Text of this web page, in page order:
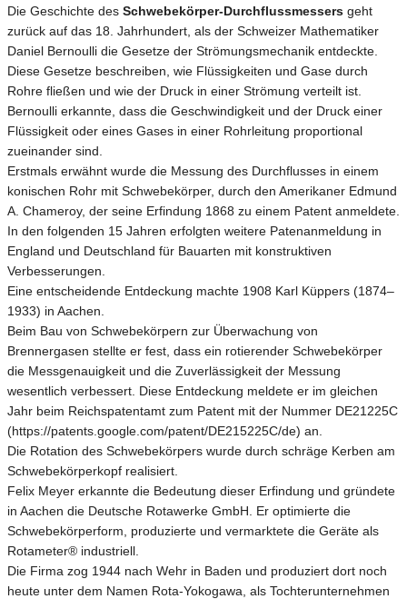
Die Geschichte des Schwebekörper-Durchflussmessers geht
zurück auf das 18. Jahrhundert, als der Schweizer Mathematiker
Daniel Bernoulli die Gesetze der Strömungsmechanik entdeckte.
Diese Gesetze beschreiben, wie Flüssigkeiten und Gase durch
Rohre fließen und wie der Druck in einer Strömung verteilt ist.
Bernoulli erkannte, dass die Geschwindigkeit und der Druck einer
Flüssigkeit oder eines Gases in einer Rohrleitung proportional
zueinander sind.
Erstmals erwähnt wurde die Messung des Durchflusses in einem
konischen Rohr mit Schwebekörper, durch den Amerikaner Edmund
A. Chameroy, der seine Erfindung 1868 zu einem Patent anmeldete.
In den folgenden 15 Jahren erfolgten weitere Patenanmeldung in
England und Deutschland für Bauarten mit konstruktiven
Verbesserungen.
Eine entscheidende Entdeckung machte 1908 Karl Küppers (1874–
1933) in Aachen.
Beim Bau von Schwebekörpern zur Überwachung von
Brennergasen stellte er fest, dass ein rotierender Schwebekörper
die Messgenauigkeit und die Zuverlässigkeit der Messung
wesentlich verbessert. Diese Entdeckung meldete er im gleichen
Jahr beim Reichspatentamt zum Patent mit der Nummer DE21225C
(https://patents.google.com/patent/DE215225C/de) an.
Die Rotation des Schwebekörpers wurde durch schräge Kerben am
Schwebekörperkopf realisiert.
Felix Meyer erkannte die Bedeutung dieser Erfindung und gründete
in Aachen die Deutsche Rotawerke GmbH. Er optimierte die
Schwebekörperform, produzierte und vermarktete die Geräte als
Rotameter® industriell.
Die Firma zog 1944 nach Wehr in Baden und produziert dort noch
heute unter dem Namen Rota-Yokogawa, als Tochterunternehmen